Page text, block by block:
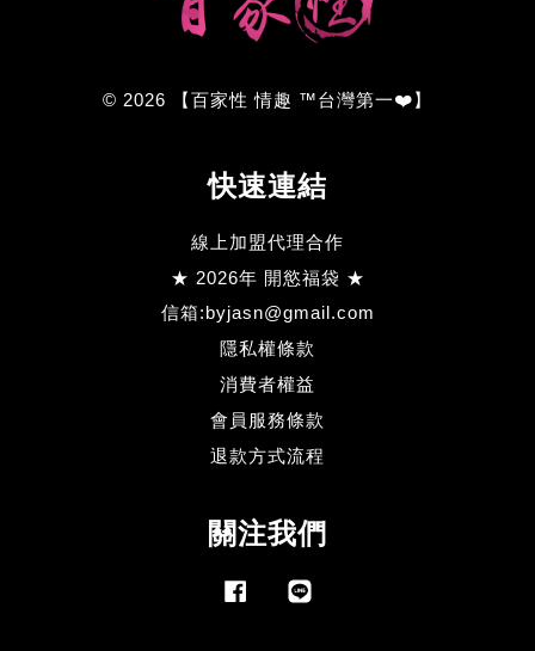
© 2026 【百家性 情趣 ™台灣第一❤️】
快速連結
線上加盟代理合作
★ 2026年 開慾福袋 ★
信箱:byjasn@gmail.com
隱私權條款
消費者權益
會員服務條款
退款方式流程
關注我們
Facebook